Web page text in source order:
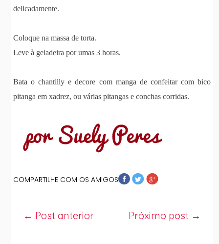
delicadamente.
Coloque na massa de torta.
Leve à geladeira por umas 3 horas.
Bata o chantilly e decore com manga de confeitar com bico
pitanga em xadrez, ou várias pitangas e conchas corridas.
COMPARTILHE COM OS AMIGOS
Próximo post →
← Post anterior